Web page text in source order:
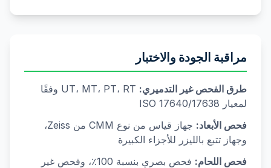
مراقبة الجودة والاختبار
طرق الفحص غير التدميري:
UT، MT، PT، RT وفقًا
لمعيار ISO 17640/17638
فحص الأبعاد:
جهاز قياس من نوع CMM من Zeiss،
وجهاز تتبع بالليزر للأجزاء الكبيرة
فحص اللحام:
فحص بصري بنسبة 100٪، وفحص غير